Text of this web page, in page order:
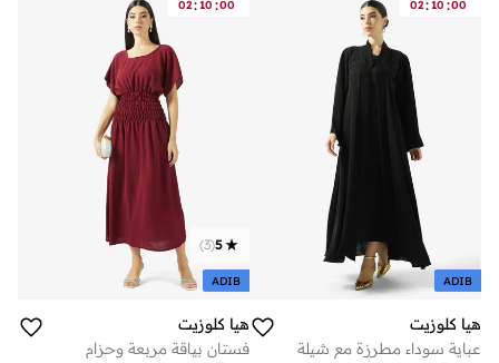
02:10 :00
ADIB
هيا كلوزيت
عباية سوداء مطرزة مع شيلة
02:10 :00
5
(
3
)
ADIB
هيا كلوزيت
فستان بياقة مربعة وحزام